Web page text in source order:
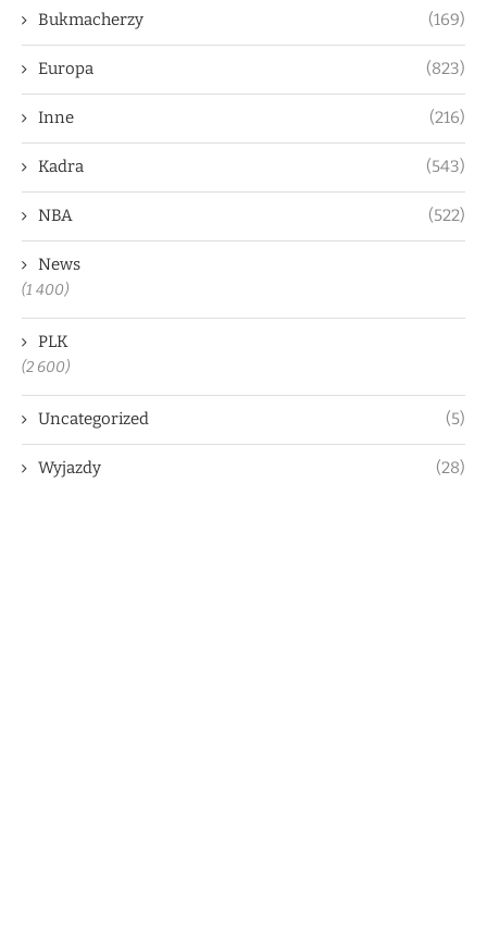
Bukmacherzy (169)
Europa (823)
Inne (216)
Kadra (543)
NBA (522)
News
(1 400)
PLK
(2 600)
Uncategorized (5)
Wyjazdy (28)